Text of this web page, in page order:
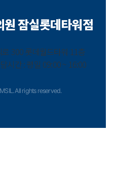
잠실롯데타워점
300 롯데월드타워 11층
시간 : 평일 09:00 ~ 16:00
All rights reserved.